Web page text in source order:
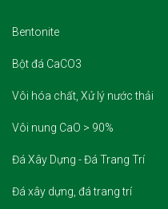
Bentonite
Bột đá CaCO3
Vôi hóa chất, Xử lý nước thải
Vôi nung CaO > 90%
Đá Xây Dựng - Đá Trang Trí
Đá xây dựng, đá trang trí